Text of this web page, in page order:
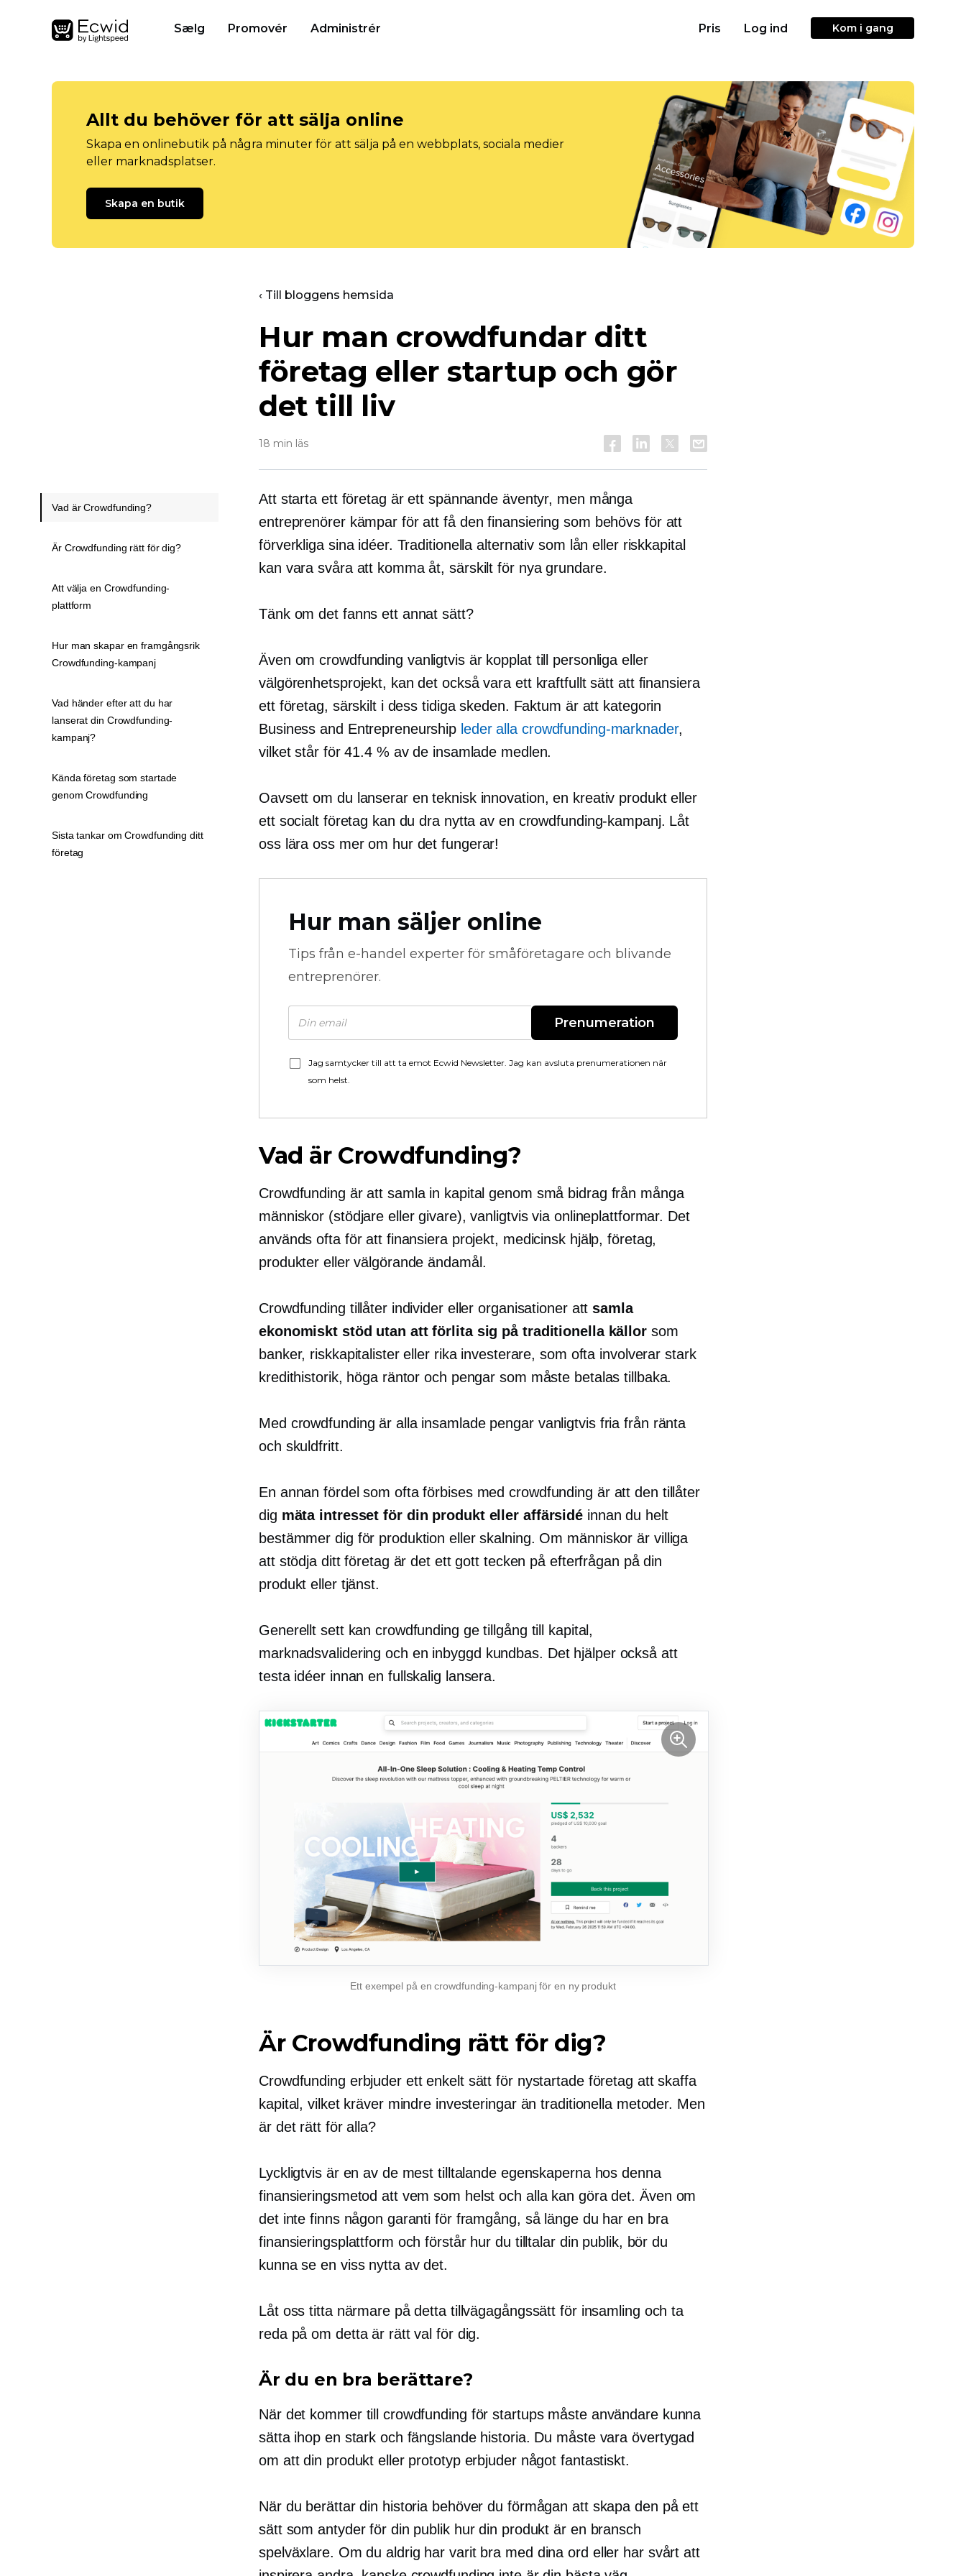
Sælg Promovér Administrér Pris Log ind Kom i gang
Allt du behöver för att sälja online
Skapa en onlinebutik på några minuter för att sälja på en webbplats, sociala medier
eller marknadsplatser.
Skapa en butik
‹ Till bloggens hemsida
Hur man crowdfundar ditt
företag eller startup och gör
det till liv
18 min läs
Att starta ett företag är ett spännande äventyr, men många
entreprenörer kämpar för att få den finansiering som behövs för att
förverkliga sina idéer. Traditionella alternativ som lån eller riskkapital
kan vara svåra att komma åt, särskilt för nya grundare.
Tänk om det fanns ett annat sätt?
Även om crowdfunding vanligtvis är kopplat till personliga eller
välgörenhetsprojekt, kan det också vara ett kraftfullt sätt att finansiera
ett företag, särskilt i dess tidiga skeden. Faktum är att kategorin
Business and Entrepreneurship leder alla crowdfunding-marknader,
vilket står för 41.4 % av de insamlade medlen.
Oavsett om du lanserar en teknisk innovation, en kreativ produkt eller
ett socialt företag kan du dra nytta av en crowdfunding-kampanj. Låt
oss lära oss mer om hur det fungerar!
Hur man säljer online
Tips från e-handel experter för småföretagare och blivande
entreprenörer.
Prenumeration
Jag samtycker till att ta emot Ecwid Newsletter. Jag kan avsluta prenumerationen när
som helst.
Vad är Crowdfunding?
Crowdfunding är att samla in kapital genom små bidrag från många
människor (stödjare eller givare), vanligtvis via onlineplattformar. Det
används ofta för att finansiera projekt, medicinsk hjälp, företag,
produkter eller välgörande ändamål.
Crowdfunding tillåter individer eller organisationer attsamla
ekonomiskt stöd utan att förlita sig på traditionella källor som
banker, riskkapitalister eller rika investerare, som ofta involverar stark
kredithistorik, höga räntor och pengar som måste betalas tillbaka.
Med crowdfunding är alla insamlade pengar vanligtvis fria från ränta
och skuldfritt.
En annan fördel som ofta förbises med crowdfunding är att den tillåter
dig mäta intresset för din produkt eller affärsidé innan du helt
bestämmer dig för produktion eller skalning. Om människor är villiga
att stödja ditt företag är det ett gott tecken på efterfrågan på din
produkt eller tjänst.
Generellt sett kan crowdfunding ge tillgång till kapital,
marknadsvalidering och en inbyggd kundbas. Det hjälper också att
testa idéer innan en fullskalig lansera.
Ett exempel på en crowdfunding-kampanj för en ny produkt
Är Crowdfunding rätt för dig?
Crowdfunding erbjuder ett enkelt sätt för nystartade företag att skaffa
kapital, vilket kräver mindre investeringar än traditionella metoder. Men
är det rätt för alla?
Lyckligtvis är en av de mest tilltalande egenskaperna hos denna
finansieringsmetod att vem som helst och alla kan göra det. Även om
det inte finns någon garanti för framgång, så länge du har en bra
finansieringsplattform och förstår hur du tilltalar din publik, bör du
kunna se en viss nytta av det.
Låt oss titta närmare på detta tillvägagångssätt för insamling och ta
reda på om detta är rätt val för dig.
Är du en bra berättare?
När det kommer till crowdfunding för startups måste användare kunna
sätta ihop en stark och fängslande historia. Du måste vara övertygad
om att din produkt eller prototyp erbjuder något fantastiskt.
När du berättar din historia behöver du förmågan att skapa den på ett
sätt som antyder för din publik hur din produkt är en bransch
spelväxlare. Om du aldrig har varit bra med dina ord eller har svårt att
Vad är Crowdfunding?
Är Crowdfunding rätt för dig?
Att välja en Crowdfunding-
plattform
Hur man skapar en framgångsrik
Crowdfunding-kampanj
Vad händer efter att du har
lanserat din Crowdfunding-
kampanj?
Kända företag som startade
genom Crowdfunding
Sista tankar om Crowdfunding ditt
företag